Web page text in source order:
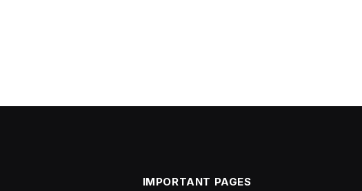
IMPORTANT PAGES